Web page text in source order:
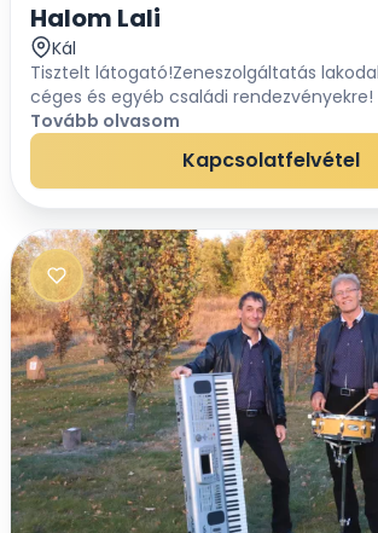
Halom Lali
Kál
Tisztelt látogató!Zeneszolgáltatás
céges és egyéb családi rendezvényekre!
Tovább olvasom
Kapcsolatfelvétel